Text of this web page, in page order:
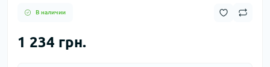
В наличии
1 234 грн.